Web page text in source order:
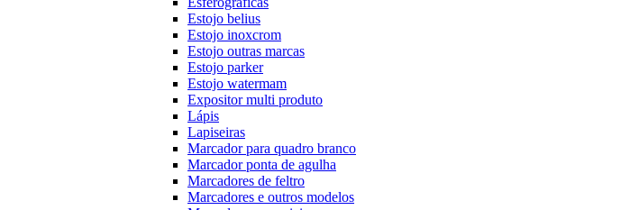
Estojo belius
Estojo inoxcrom
Estojo outras marcas
Estojo parker
Estojo watermam
Expositor multi produto
Lápis
Lapiseiras
Marcador para quadro branco
Marcador ponta de agulha
Marcadores de feltro
Marcadores e outros modelos